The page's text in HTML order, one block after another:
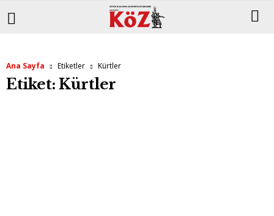
Ana Sayfa Etiketler Kürtler
Etiket: Kürtler